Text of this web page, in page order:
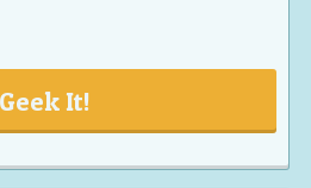
Geek It!